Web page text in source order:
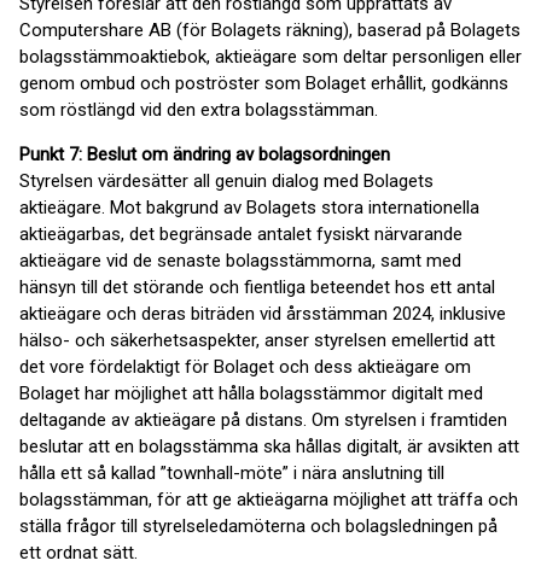
Computershare AB (för Bolagets räkning), baserad på Bolagets
bolagsstämmoaktiebok, aktieägare som deltar personligen eller
genom ombud och poströster som Bolaget erhållit, godkänns
som röstlängd vid den extra bolagsstämman.
Punkt 7: Beslut om ändring av bolagsordningen
Styrelsen värdesätter all genuin dialog med Bolagets
aktieägare. Mot bakgrund av Bolagets stora internationella
aktieägarbas, det begränsade antalet fysiskt närvarande
aktieägare vid de senaste bolagsstämmorna, samt med
hänsyn till det störande och fientliga beteendet hos ett antal
aktieägare och deras biträden vid årsstämman 2024, inklusive
hälso- och säkerhetsaspekter, anser styrelsen emellertid att
det vore fördelaktigt för Bolaget och dess aktieägare om
Bolaget har möjlighet att hålla bolagsstämmor digitalt med
deltagande av aktieägare på distans. Om styrelsen i framtiden
beslutar att en bolagsstämma ska hållas digitalt, är avsikten att
hålla ett så kallad ”townhall-möte” i nära anslutning till
bolagsstämman, för att ge aktieägarna möjlighet att träffa och
ställa frågor till styrelseledamöterna och bolagsledningen på
ett ordnat sätt.